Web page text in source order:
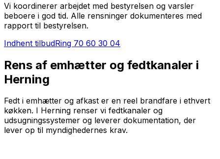
Vi koordinerer arbejdet med bestyrelsen og varsler
beboere i god tid. Alle rensninger dokumenteres med
rapport til bestyrelsen.
Indhent tilbudRing 70 60 30 04
Rens af emhætter og fedtkanaler i
Herning
Fedt i emhætter og afkast er en reel brandfare i ethvert
køkken. I Herning renser vi fedtkanaler og
udsugningssystemer og leverer dokumentation, der
lever op til myndighedernes krav.